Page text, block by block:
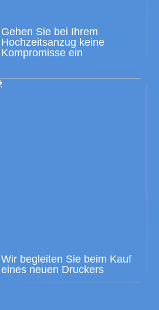
Gehen Sie bei Ihrem
Hochzeitsanzug keine
Kompromisse ein
Wir begleiten Sie beim Kauf
eines neuen Druckers